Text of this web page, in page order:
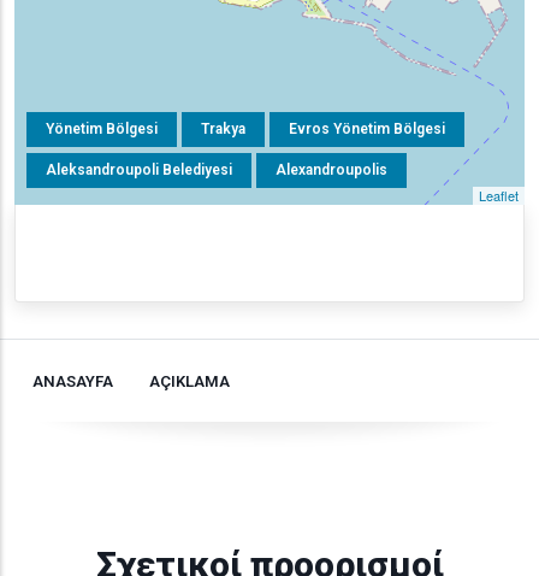
Yönetim Bölgesi Trakya Evros Yönetim Bölgesi
Aleksandroupoli Belediyesi Alexandroupolis
Leaflet
ANASAYFA AÇIKLAMA
Σχετικοί προορισμοί